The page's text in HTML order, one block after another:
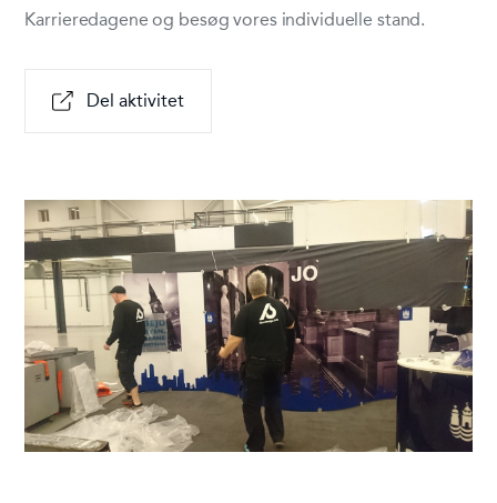
Karrieredagene og besøg vores individuelle stand.
Del aktivitet